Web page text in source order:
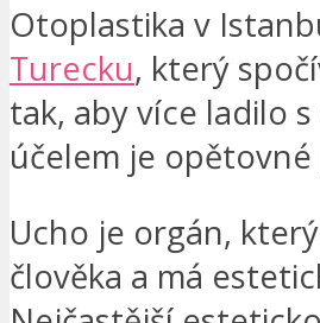
Otoplastika v
Turecku, který
tak, aby více ladilo
účelem je
Ucho je orgán,
člověka a má